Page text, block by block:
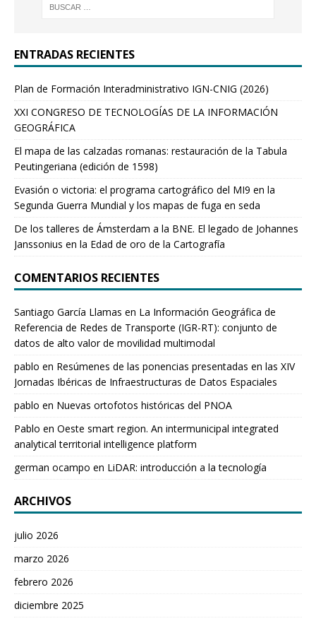
ENTRADAS RECIENTES
Plan de Formación Interadministrativo IGN-CNIG (2026)
XXI CONGRESO DE TECNOLOGÍAS DE LA INFORMACIÓN
GEOGRÁFICA
El mapa de las calzadas romanas: restauración de la Tabula
Peutingeriana (edición de 1598)
Evasión o victoria: el programa cartográfico del MI9 en la
Segunda Guerra Mundial y los mapas de fuga en seda
De los talleres de Ámsterdam a la BNE. El legado de Johannes
Janssonius en la Edad de oro de la Cartografía
COMENTARIOS RECIENTES
Santiago García Llamas en La Información Geográfica de
Referencia de Redes de Transporte (IGR-RT): conjunto de
datos de alto valor de movilidad multimodal
pablo en Resúmenes de las ponencias presentadas en las XIV
Jornadas Ibéricas de Infraestructuras de Datos Espaciales
pablo en Nuevas ortofotos históricas del PNOA
Pablo en Oeste smart region. An intermunicipal integrated
analytical territorial intelligence platform
german ocampo en LiDAR: introducción a la tecnología
ARCHIVOS
julio 2026
marzo 2026
febrero 2026
diciembre 2025